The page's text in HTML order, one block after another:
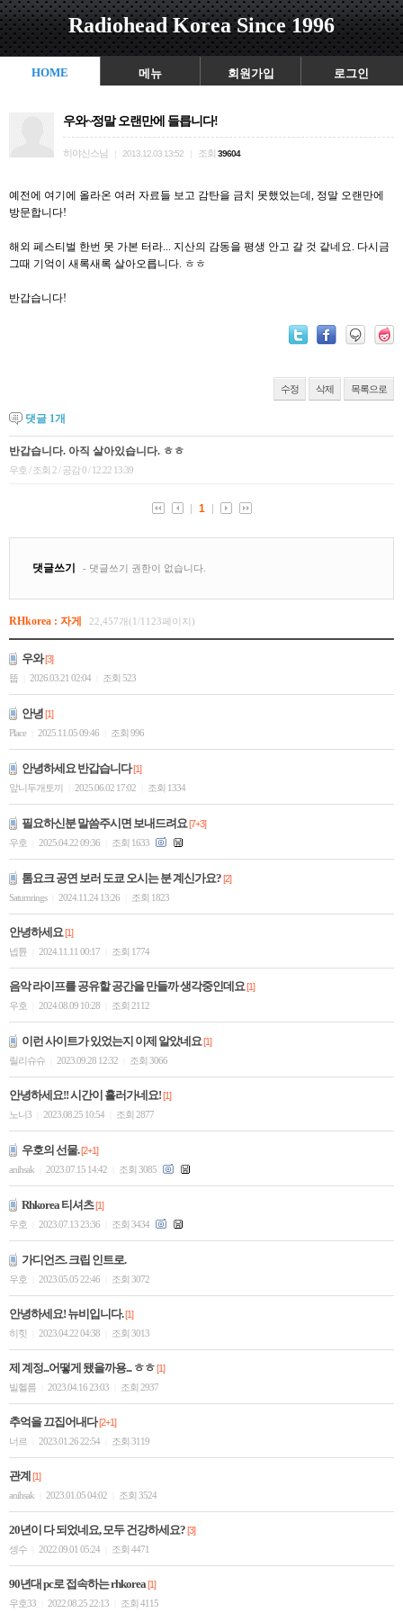
Radiohead Korea Since 1996
HOME 메뉴 회원가입 로그인
우와~정말 오랜만에 들릅니다!
히야신스님 2013.12.03 13:52 조회 39604
예전에 여기에 올라온 여러 자료들 보고 감탄을 금치 못했었는데, 정말 오랜만에
방문합니다!
해외 페스티벌 한번 못 가본 터라... 지산의 감동을 평생 안고 갈 것 같네요. 다시금
그때 기억이 새록새록 살아오릅니다. ㅎㅎ
반갑습니다!
수정 삭제 목록으로
댓글 1개
RHkorea : 자게 22,457개(1/1123페이지)
우와[3]
뚭
2026.03.21 02:04 조회 523
안녕[1]
Place
2025.11.05 09:46 조회 996
안녕하세요 반갑습니다[1]
앞니두개토끼
2025.06.02 17:02 조회 1334
필요하신분 말씀주시면 보내드려요[7+3]
우호
2025.04.22 09:36 조회 1633
톰요크 공연 보러 도쿄 오시는 분 계신가요?[2]
Saturnrings
2024.11.24 13:26 조회 1823
안녕하세요[1]
넵튠
2024.11.11 00:17 조회 1774
음악 라이프를 공유할 공간을 만들까 생각중인데요[1]
우호
2024.08.09 10:28 조회 2112
이런 사이트가 있었는지 이제 알았네요[1]
릴리슈슈
2023.09.28 12:32 조회 3066
안녕하세요!! 시간이 흘러가네요![1]
노니3
2023.08.25 10:54 조회 2877
우호의 선물.[2+1]
anihsak
2023.07.15 14:42 조회 3085
Rhkorea 티셔츠[1]
우호
2023.07.13 23:36 조회 3434
가디언즈. 크립 인트로.
우호 2023.05.05 22:46 조회 3072
안녕하세요! 뉴비입니다.[1]
히힛
2023.04.22 04:38 조회 3013
제 계정...어떻게 됐을까용... ㅎㅎ[1]
빌헬름
2023.04.16 23:03 조회 2937
추억을 끄집어내다[2+1]
너르
2023.01.26 22:54 조회 3119
관계 [1]
anihsak
2023.01.05 04:02 조회 3524
20년이 다 되었네요, 모두 건강하세요?[3]
셍수
2022.09.01 05:24 조회 4471
90년대 pc로 접속하는 rhkorea[1]
우호33
2022.08.25 22:13 조회 4115